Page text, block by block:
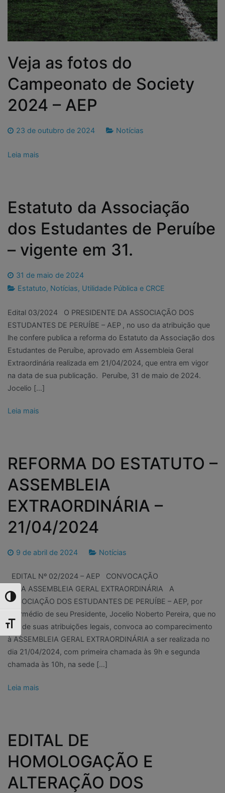
Toggle High Contrast
Toggle Font size
Veja as fotos do
Campeonato de Society
2024 – AEP
23 de outubro de 2024 Notícias
Leia mais
Estatuto da Associação
dos Estudantes de Peruíbe
– vigente em 31.
31 de maio de 2024
Estatuto, Notícias, Utilidade Pública e CRCE
Edital 03/2024 O PRESIDENTE DA ASSOCIAÇÃO DOS
ESTUDANTES DE PERUÍBE – AEP , no uso da atribuição que
lhe confere publica a reforma do Estatuto da Associação dos
Estudantes de Peruíbe, aprovado em Assembleia Geral
Extraordinária realizada em 21/04/2024, que entra em vigor
na data de sua publicação. Peruíbe, 31 de maio de 2024.
Jocelio […]
Leia mais
REFORMA DO ESTATUTO –
ASSEMBLEIA
EXTRAORDINÁRIA –
21/04/2024
9 de abril de 2024 Notícias
EDITAL Nº 02/2024 – AEP CONVOCAÇÃO
PARA ASSEMBLEIA GERAL EXTRAORDINÁRIA A
ASSOCIAÇÃO DOS ESTUDANTES DE PERUÍBE – AEP, por
intermédio de seu Presidente, Jocelio Noberto Pereira, que no
uso de suas atribuições legais, convoca ao comparecimento
à ASSEMBLEIA GERAL EXTRAORDINÁRIA a ser realizada no
dia 21/04/2024, com primeira chamada às 9h e segunda
chamada às 10h, na sede […]
Leia mais
EDITAL DE
HOMOLOGAÇÃO E
ALTERAÇÃO DOS